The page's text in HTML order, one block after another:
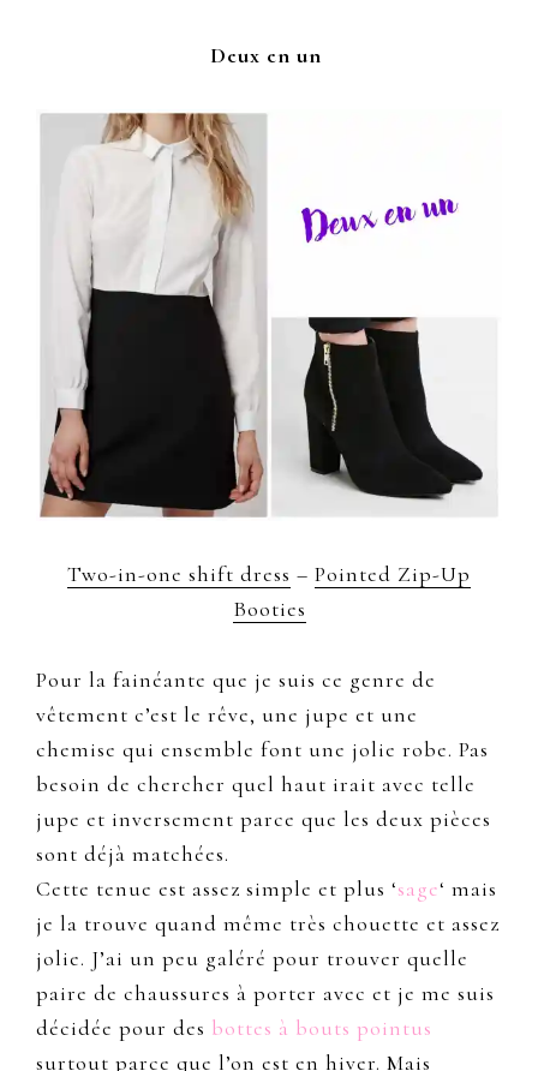
Deux en un
Two-in-one shift dress – Pointed Zip-Up
Booties
Pour la fainéante que je suis ce genre de
vêtement c’est le rêve, une jupe et une
chemise qui ensemble font une jolie robe. Pas
besoin de chercher quel haut irait avec telle
jupe et inversement parce que les deux pièces
sont déjà matchées.
Cette tenue est assez simple et plus ‘sage‘ mais
je la trouve quand même très chouette et assez
jolie. J’ai un peu galéré pour trouver quelle
paire de chaussures à porter avec et je me suis
décidée pour des bottes à bouts pointus
surtout parce que l’on est en hiver. Mais